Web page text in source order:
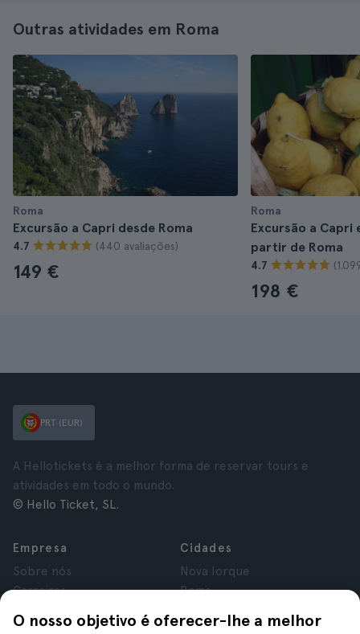
Outras atividades em Roma
Roma
Excursão a Capri desde Roma
4.7 (440 avaliações)
149 €
Roma
Excursão a Capri
partir de Roma
4.7
198 €
O nosso objetivo é oferecer-lhe a melhor
PRT (EUR)
A Hellotickets é a melhor forma de reservar tours e
atividades em todo o mundo.
© Hello Ticket, SL.
Empresa
Sobre nós
Carreiras
Avaliações
Cidades
Nova Iorque
Roma
Londres